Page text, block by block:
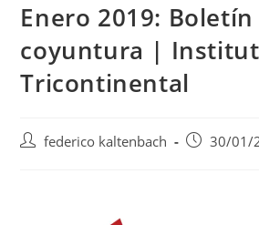
Enero 2019: Boletín
coyuntura |
Tricontinental
Autorfederico kaltenbach
Publicación
30/01/